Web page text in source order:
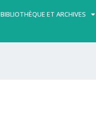
BIBLIOTHÈQUE ET ARCHIVES